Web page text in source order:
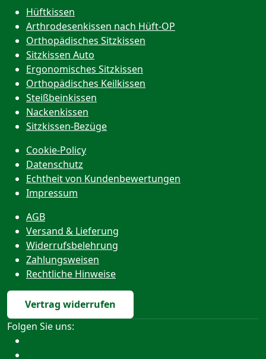
Hüftkissen
Arthrodesenkissen nach Hüft-OP
Orthopädisches Sitzkissen
Sitzkissen Auto
Ergonomisches Sitzkissen
Orthopädisches Keilkissen
Steißbeinkissen
Nackenkissen
Sitzkissen-Bezüge
Cookie-Policy
Datenschutz
Echtheit von Kundenbewertungen
Impressum
AGB
Versand & Lieferung
Widerrufsbelehrung
Zahlungsweisen
Rechtliche Hinweise
Vertrag widerrufen
Folgen Sie uns: